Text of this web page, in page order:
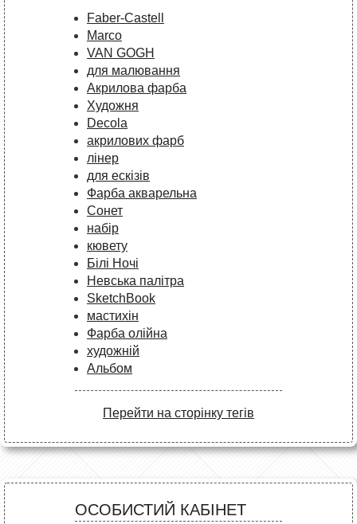
Faber-Castell
Marco
VAN GOGH
для малювання
Акрилова фарба
Художня
Decola
акрилових фарб
лінер
для ескізів
Фарба акварельна
Сонет
набір
кювету
Білі Ночі
Невська палітра
SketchBook
мастихін
Фарба олійна
художній
Альбом
Перейти на сторінку тегів
ОСОБИСТИЙ КАБІНЕТ